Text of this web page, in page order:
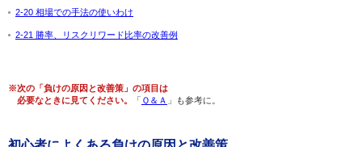
2-20 相場での手法の使いわけ
2-21 勝率、リスクリワード比率の改善例
※次の「負けの原因と改善策」の項目は
必要なときに見てください。
「 Ｑ＆Ａ 」も参考に。